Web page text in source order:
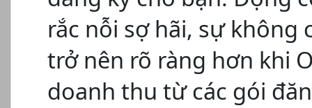
rắc nỗi sợ hãi, sự không
trở nên rõ ràng hơn khi
doanh thu từ các gói